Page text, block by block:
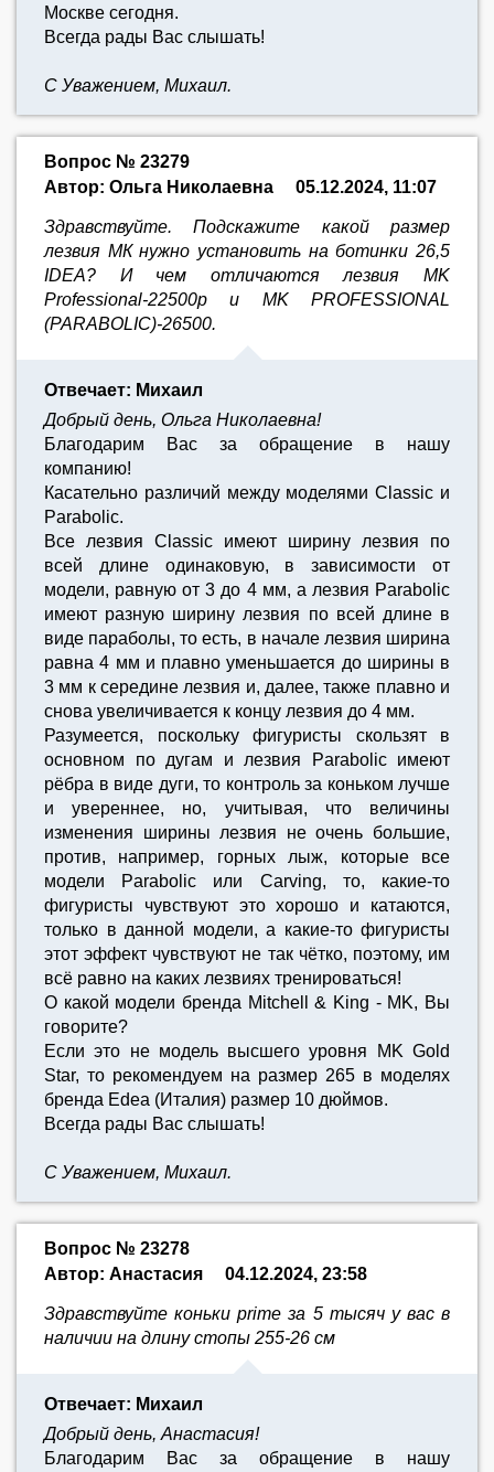
Москве сегодня.
Всегда рады Вас слышать!
С Уважением, Михаил.
Вопрос № 23279
Автор: Ольга Николаевна
05.12.2024, 11:07
Здравствуйте. Подскажите какой размер
лезвия МК нужно установить на ботинки 26,5
IDEA? И чем отличаются лезвия MK
Professional-22500р и MK PROFESSIONAL
(PARABOLIC)-26500.
Отвечает: Михаил
Добрый день, Ольга Николаевна!
Благодарим Вас за обращение в нашу
компанию!
Касательно различий между моделями Classic и
Parabolic.
Все лезвия Classic имеют ширину лезвия по
всей длине одинаковую, в зависимости от
модели, равную от 3 до 4 мм, а лезвия Parabolic
имеют разную ширину лезвия по всей длине в
виде параболы, то есть, в начале лезвия ширина
равна 4 мм и плавно уменьшается до ширины в
3 мм к середине лезвия и, далее, также плавно и
снова увеличивается к концу лезвия до 4 мм.
Разумеется, поскольку фигуристы скользят в
основном по дугам и лезвия Parabolic имеют
рёбра в виде дуги, то контроль за коньком лучше
и увереннее, но, учитывая, что величины
изменения ширины лезвия не очень большие,
против, например, горных лыж, которые все
модели Parabolic или Carving, то, какие-то
фигуристы чувствуют это хорошо и катаются,
только в данной модели, а какие-то фигуристы
этот эффект чувствуют не так чётко, поэтому, им
всё равно на каких лезвиях тренироваться!
О какой модели бренда Mitchell & King - MK, Вы
говорите?
Если это не модель высшего уровня MK Gold
Star, то рекомендуем на размер 265 в моделях
бренда Edea (Италия) размер 10 дюймов.
Всегда рады Вас слышать!
С Уважением, Михаил.
Вопрос № 23278
Автор: Анастасия
04.12.2024, 23:58
Здравствуйте коньки prime за 5 тысяч у вас в
наличии на длину стопы 255-26 см
Отвечает: Михаил
Добрый день, Анастасия!
Благодарим Вас за обращение в нашу